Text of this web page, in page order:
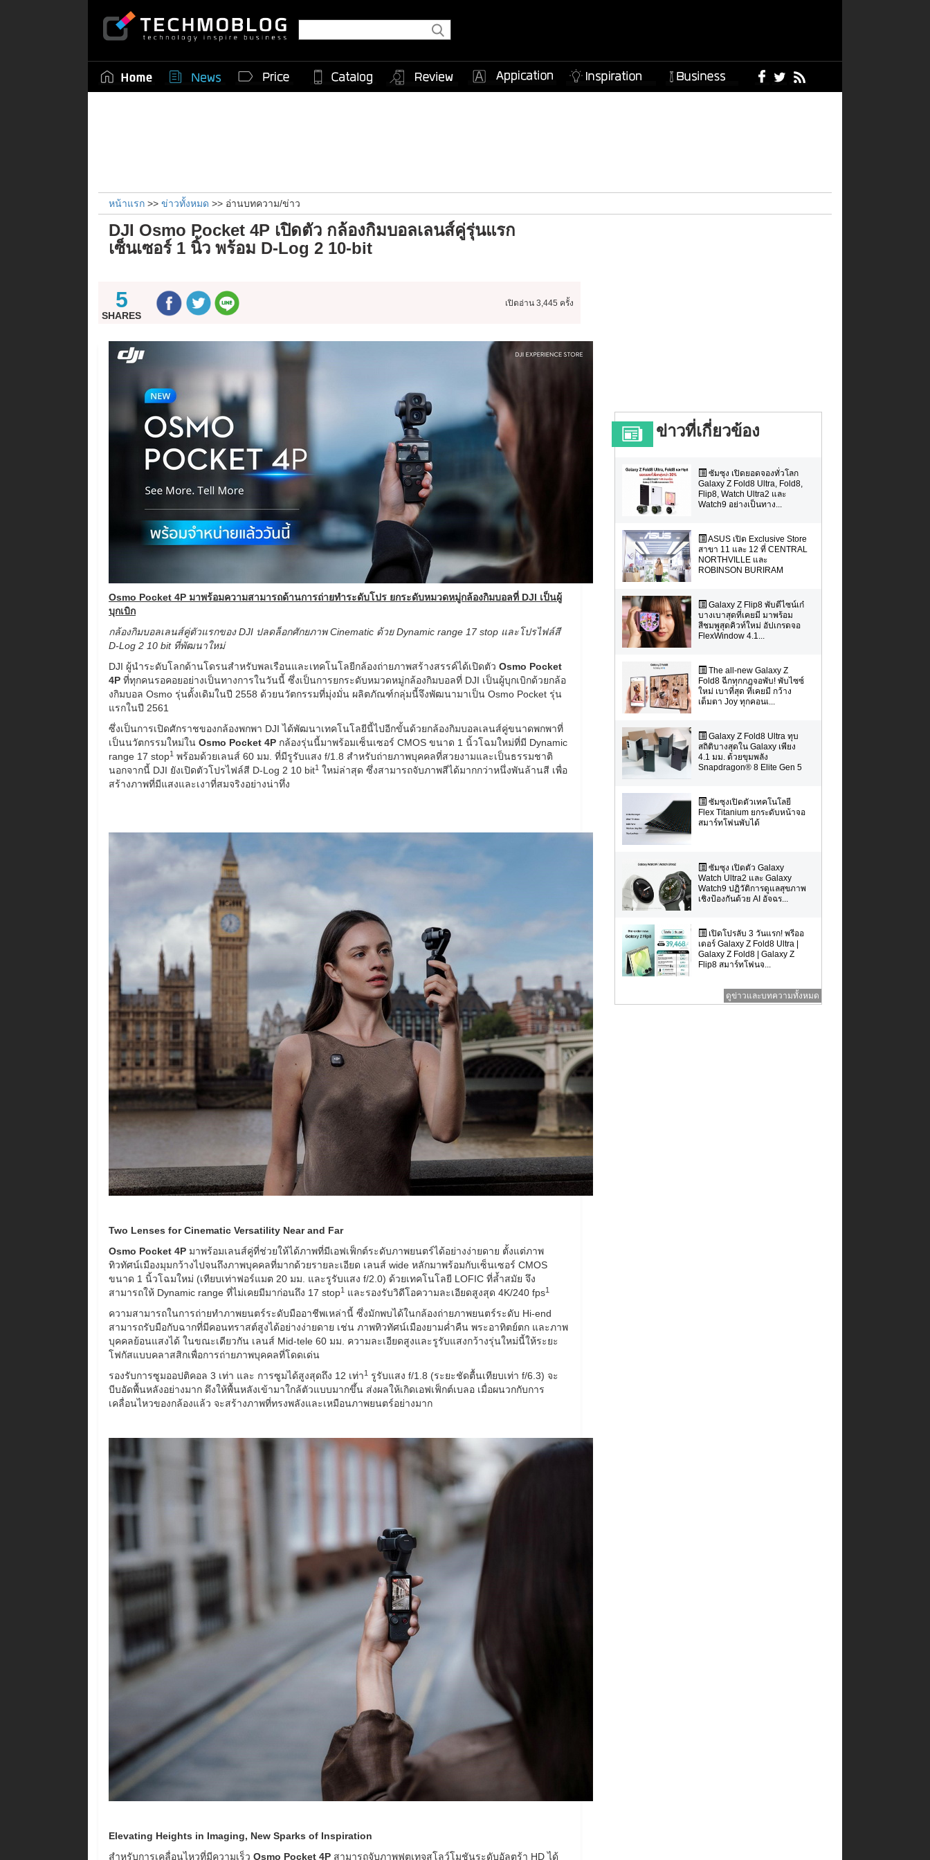
หน้าแรก >> ข่าวทั้งหมด >> อ่านบทความ/ข่าว
DJI Osmo Pocket 4P เปิดตัว กล้องกิมบอลเลนส์คู่รุ่นแรก
เซ็นเซอร์ 1 นิ้ว พร้อม D-Log 2 10-bit
5
SHARES
เปิดอ่าน 3,445 ครั้ง
Osmo Pocket 4P มาพร้อมความสามารถด้านการถ่ายทำระดับโปร ยกระดับหมวดหมู่กล้องกิมบอลที่ DJI เป็นผู้
บุกเบิก
กล้องกิมบอลเลนส์คู่ตัวแรกของ DJI ปลดล็อกศักยภาพ Cinematic ด้วย Dynamic range 17 stop และโปรไฟล์สี
D-Log 2 10 bit ที่พัฒนาใหม่
DJI ผู้นำระดับโลกด้านโดรนสำหรับพลเรือนและเทคโนโลยีกล้องถ่ายภาพสร้างสรรค์ได้เปิดตัว Osmo Pocket
4P ที่ทุกคนรอคอยอย่างเป็นทางการในวันนี้ ซึ่งเป็นการยกระดับหมวดหมู่กล้องกิมบอลที่ DJI เป็นผู้บุกเบิกด้วยกล้อ
งกิมบอล Osmo รุ่นดั้งเดิมในปี 2558 ด้วยนวัตกรรมที่มุ่งมั่น ผลิตภัณฑ์กลุ่มนี้จึงพัฒนามาเป็น Osmo Pocket รุ่น
แรกในปี 2561
ซึ่งเป็นการเปิดศักราชของกล้องพกพา DJI ได้พัฒนาเทคโนโลยีนี้ไปอีกขั้นด้วยกล้องกิมบอลเลนส์คู่ขนาดพกพาที่
เป็นนวัตกรรมใหม่ใน Osmo Pocket 4P กล้องรุ่นนี้มาพร้อมเซ็นเซอร์ CMOS ขนาด 1 นิ้วโฉมใหม่ที่มี Dynamic
range 17 stop1 พร้อมด้วยเลนส์ 60 มม. ที่มีรูรับแสง f/1.8 สำหรับถ่ายภาพบุคคลที่สวยงามและเป็นธรรมชาติ
นอกจากนี้ DJI ยังเปิดตัวโปรไฟล์สี D-Log 2 10 bit1 ใหม่ล่าสุด ซึ่งสามารถจับภาพสีได้มากกว่าหนึ่งพันล้านสี เพื่อ
สร้างภาพที่มีแสงและเงาที่สมจริงอย่างน่าทึ่ง
Two Lenses for Cinematic Versatility Near and Far
Osmo Pocket 4P มาพร้อมเลนส์คู่ที่ช่วยให้ได้ภาพที่มีเอฟเฟ็กต์ระดับภาพยนตร์ได้อย่างง่ายดาย ตั้งแต่ภาพ
ทิวทัศน์เมืองมุมกว้างไปจนถึงภาพบุคคลที่มากด้วยรายละเอียด เลนส์ wide หลักมาพร้อมกับเซ็นเซอร์ CMOS
ขนาด 1 นิ้วโฉมใหม่ (เทียบเท่าฟอร์แมต 20 มม. และรูรับแสง f/2.0) ด้วยเทคโนโลยี LOFIC ที่ล้ำสมัย จึง
สามารถให้ Dynamic range ที่ไม่เคยมีมาก่อนถึง 17 stop1 และรองรับวิดีโอความละเอียดสูงสุด 4K/240 fps1
ความสามารถในการถ่ายทำภาพยนตร์ระดับมืออาชีพเหล่านี้ ซึ่งมักพบได้ในกล้องถ่ายภาพยนตร์ระดับ Hi-end
สามารถรับมือกับฉากที่มีคอนทราสต์สูงได้อย่างง่ายดาย เช่น ภาพทิวทัศน์เมืองยามค่ำคืน พระอาทิตย์ตก และภาพ
บุคคลย้อนแสงได้ ในขณะเดียวกัน เลนส์ Mid-tele 60 มม. ความละเอียดสูงและรูรับแสงกว้างรุ่นใหม่นี้ให้ระยะ
โฟกัสแบบคลาสสิกเพื่อการถ่ายภาพบุคคลที่โดดเด่น
รองรับการซูมออปติคอล 3 เท่า และ การซูมได้สูงสุดถึง 12 เท่า1 รูรับแสง f/1.8 (ระยะชัดตื้นเทียบเท่า f/6.3) จะ
บีบอัดพื้นหลังอย่างมาก ดึงให้พื้นหลังเข้ามาใกล้ตัวแบบมากขึ้น ส่งผลให้เกิดเอฟเฟ็กต์เบลอ เมื่อผนวกกับการ
เคลื่อนไหวของกล้องแล้ว จะสร้างภาพที่ทรงพลังและเหมือนภาพยนตร์อย่างมาก
Elevating Heights in Imaging, New Sparks of Inspiration
สำหรับการเคลื่อนไหวที่มีความเร็ว Osmo Pocket 4P สามารถจับภาพฟุตเทจสโลว์โมชันระดับอัลตร้า HD ได้
ข่าวที่เกี่ยวข้อง
ซัมซุง เปิดยอดจองทั่วโลก
Galaxy Z Fold8 Ultra, Fold8,
Flip8, Watch Ultra2 และ
Watch9 อย่างเป็นทาง...
ASUS เปิด Exclusive Store
สาขา 11 และ 12 ที่ CENTRAL
NORTHVILLE และ
ROBINSON BURIRAM
Galaxy Z Flip8 พับดีไซน์เก๋
บางเบาสุดที่เคยมี มาพร้อม
สีชมพูสุดคิวท์ใหม่ อัปเกรดจอ
FlexWindow 4.1...
The all-new Galaxy Z
Fold8 ฉีกทุกกฎจอพับ! พับไซซ์
ใหม่ เบาที่สุด ที่เคยมี กว้าง
เต็มตา Joy ทุกคอนเ...
Galaxy Z Fold8 Ultra ทุบ
สถิติบางสุดใน Galaxy เพียง
4.1 มม. ด้วยขุมพลัง
Snapdragon® 8 Elite Gen 5
ซัมซุงเปิดตัวเทคโนโลยี
Flex Titanium ยกระดับหน้าจอ
สมาร์ทโฟนพับได้
ซัมซุง เปิดตัว Galaxy
Watch Ultra2 และ Galaxy
Watch9 ปฏิวัติการดูแลสุขภาพ
เชิงป้องกันด้วย AI อัจฉร...
เปิดโปรลับ 3 วันแรก! พรีออ
เดอร์ Galaxy Z Fold8 Ultra |
Galaxy Z Fold8 | Galaxy Z
Flip8 สมาร์ทโฟนจ...
ดูข่าวและบทความทั้งหมด